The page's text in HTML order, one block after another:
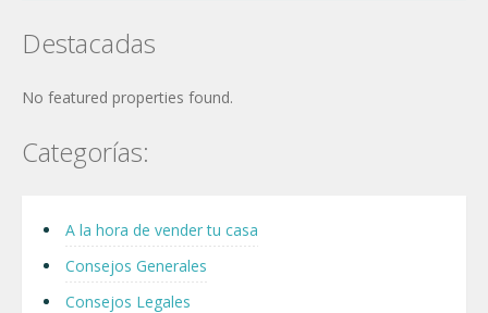
Destacadas
No featured properties found.
Categorías:
A la hora de vender tu casa
Consejos Generales
Consejos Legales